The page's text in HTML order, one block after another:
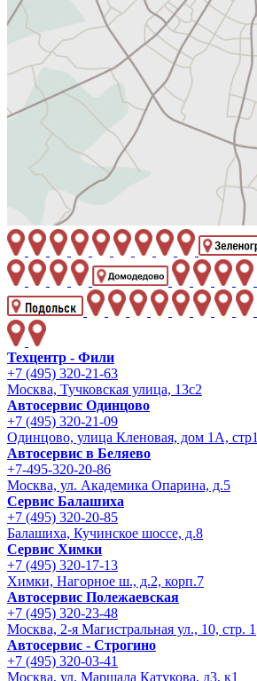
Техцентр - Фили
+7 (495) 320-21-63
Москва, Тучковская улица, 13с2
Автосервис Одинцово
+7 (495) 320-21-09
Одинцово, улица Кленовая, дом 1А, стр1
Автосервис в Беляево
+7-495-320-20-86
Москва, ул. Академика Опарина, д.5
Сервис Балашиха
+7 (495) 320-20-85
Балашиха, Кучинское шоссе, д.8
Сервис Химки
+7 (495) 320-17-13
Химки, Нагорное ш., д.2, корп.7
Автосервис Полежаевская
+7 (495) 320-23-48
Москва, 2-я Магистральная ул., 10, стр. 1
Автосервис - Строгино
+7 (495) 320-03-41
Москва, ул. Маршала Катукова, д3, к1